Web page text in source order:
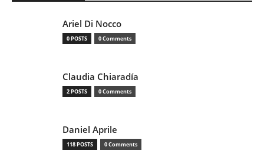
Ariel Di Nocco
0 POSTS 0 Comments
Claudia Chiaradía
2 POSTS 0 Comments
Daniel Aprile
118 POSTS 0 Comments